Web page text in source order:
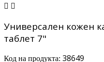
 
Универсален кожен
таблет 7"
Код на продукта: 38649